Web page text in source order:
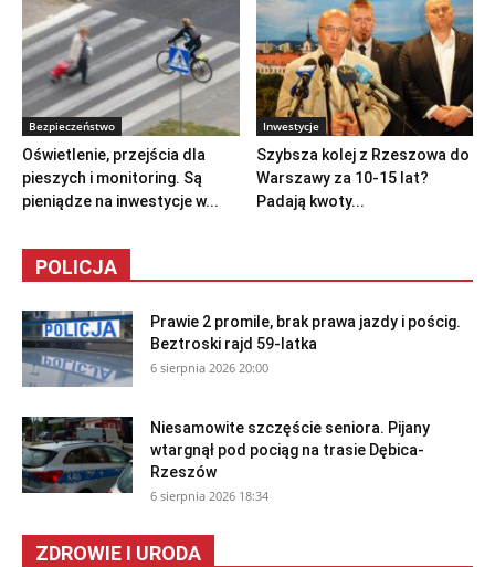
Bezpieczeństwo
Oświetlenie, przejścia dla
pieszych i monitoring. Są
pieniądze na inwestycje w...
Inwestycje
Szybsza kolej z Rzeszowa do
Warszawy za 10-15 lat?
Padają kwoty...
POLICJA
Prawie 2 promile, brak prawa jazdy i pościg.
Beztroski rajd 59-latka
6 sierpnia 2026 20:00
Niesamowite szczęście seniora. Pijany
wtargnął pod pociąg na trasie Dębica-
Rzeszów
6 sierpnia 2026 18:34
ZDROWIE I URODA